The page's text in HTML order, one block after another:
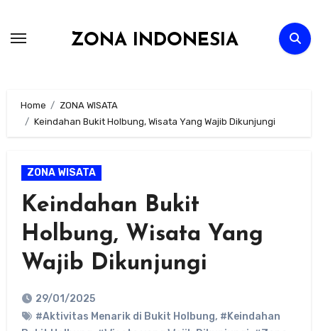
ZONA INDONESIA
Home
ZONA WISATA
Keindahan Bukit Holbung, Wisata Yang Wajib Dikunjungi
ZONA WISATA
Keindahan Bukit
Holbung, Wisata Yang
Wajib Dikunjungi
29/01/2025
#Aktivitas Menarik di Bukit Holbung, #Keindahan